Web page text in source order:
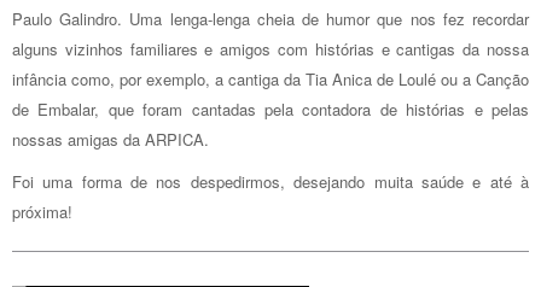
Paulo Galindro. Uma lenga-lenga cheia de humor que nos fez recordar
alguns vizinhos familiares e amigos com histórias e cantigas da nossa
infância como, por exemplo, a cantiga da Tia Anica de Loulé ou a Canção
de Embalar, que foram cantadas pela contadora de histórias e pelas
nossas amigas da ARPICA.
Foi uma forma de nos despedirmos, desejando muita saúde e até à
próxima!